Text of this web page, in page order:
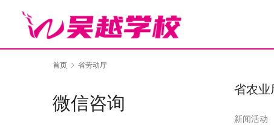
首页 省劳动厅
省农业
新闻活动
微信咨询